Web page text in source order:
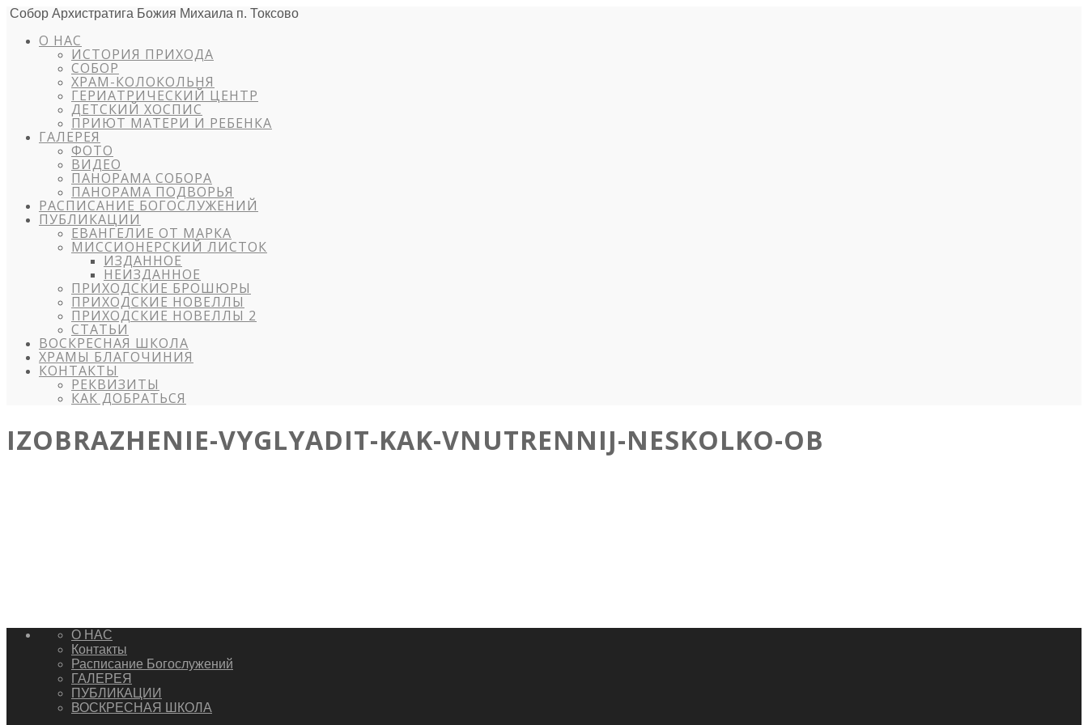
Собор Архистратига Божия Михаила п. Токсово
О НАС
ИСТОРИЯ ПРИХОДА
СОБОР
ХРАМ-КОЛОКОЛЬНЯ
ГЕРИАТРИЧЕСКИЙ ЦЕНТР
ДЕТСКИЙ ХОСПИС
ПРИЮТ МАТЕРИ И РЕБЕНКА
ГАЛЕРЕЯ
ФОТО
ВИДЕО
ПАНОРАМА СОБОРА
ПАНОРАМА ПОДВОРЬЯ
РАСПИСАНИЕ БОГОСЛУЖЕНИЙ
ПУБЛИКАЦИИ
ЕВАНГЕЛИЕ ОТ МАРКА
МИССИОНЕРСКИЙ ЛИСТОК
ИЗДАННОЕ
НЕИЗДАННОЕ
ПРИХОДСКИЕ БРОШЮРЫ
ПРИХОДСКИЕ НОВЕЛЛЫ
ПРИХОДСКИЕ НОВЕЛЛЫ 2
СТАТЬИ
ВОСКРЕСНАЯ ШКОЛА
ХРАМЫ БЛАГОЧИНИЯ
КОНТАКТЫ
РЕКВИЗИТЫ
КАК ДОБРАТЬСЯ
IZOBRAZHENIE-VYGLYADIT-KAK-VNUTRENNIJ-NESKOLKO-OB
О НАС
Контакты
Расписание Богослужений
ГАЛЕРЕЯ
ПУБЛИКАЦИИ
ВОСКРЕСНАЯ ШКОЛА